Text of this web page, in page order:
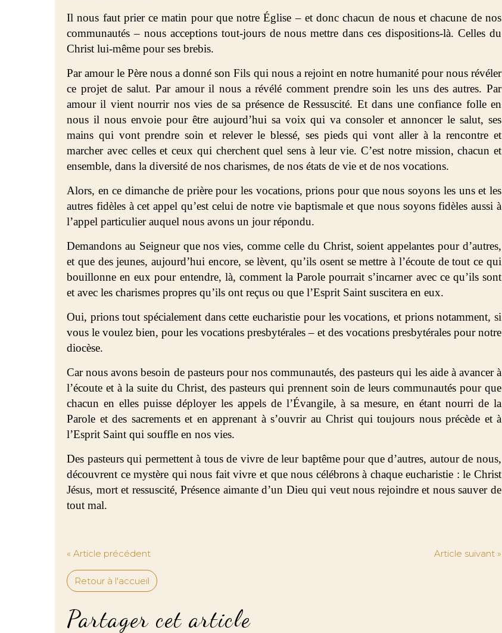
Il nous faut prier ce matin pour que notre Église – et donc chacun de nous et chacune de nos
communautés – nous acceptions tout-jours de nous mettre dans ces dispositions-là. Celles du
Christ lui-même pour ses brebis.
Par amour le Père nous a donné son Fils qui nous a rejoint en notre humanité pour nous révéler
ce projet de salut. Par amour il nous a révélé comment prendre soin les uns des autres. Par
amour il vient nourrir nos vies de sa présence de Ressuscité. Et dans une confiance folle en
nous il nous envoie pour être aujourd’hui sa voix qui va consoler et annoncer le salut, ses
mains qui vont prendre soin et relever le blessé, ses pieds qui vont aller à la rencontre et
marcher avec celles et ceux qui cherchent quel sens à leur vie. C’est notre mission, chacun et
ensemble, dans la diversité de nos charismes, de nos états de vie et de nos vocations.
Alors, en ce dimanche de prière pour les vocations, prions pour que nous soyons les uns et les
autres fidèles à cet appel qu’est celui de notre vie baptismale et que nous soyons fidèles aussi à
l’appel particulier auquel nous avons un jour répondu.
Demandons au Seigneur que nos vies, comme celle du Christ, soient appelantes pour d’autres,
et que des jeunes, aujourd’hui encore, se lèvent, qu’ils osent se mettre à l’écoute de tout ce qui
bouillonne en eux pour entendre, là, comment la Parole pourrait s’incarner avec ce qu’ils sont
et avec les charismes propres qu’ils ont reçus ou que l’Esprit Saint suscitera en eux.
Oui, prions tout spécialement dans cette eucharistie pour les vocations, et prions notamment, si
vous le voulez bien, pour les vocations presbytérales – et des vocations presbytérales pour notre
diocèse.
Car nous avons besoin de pasteurs pour nos communautés, des pasteurs qui les aide à avancer à
l’écoute et à la suite du Christ, des pasteurs qui prennent soin de leurs communautés pour que
chacun en elles puisse déployer les appels de l’Évangile, à sa mesure, en étant nourri de la
Parole et des sacrements et en apprenant à s’ouvrir au Christ qui toujours nous précède et à
l’Esprit Saint qui souffle en nos vies.
Des pasteurs qui permettent à tous de vivre de leur baptême pour que d’autres, autour de nous,
découvrent ce mystère qui nous fait vivre et que nous célébrons à chaque eucharistie : le Christ
Jésus, mort et ressuscité, Présence aimante d’un Dieu qui veut nous rejoindre et nous sauver de
tout mal.
« Article précédent Article suivant »
Retour à l'accueil
Partager cet article